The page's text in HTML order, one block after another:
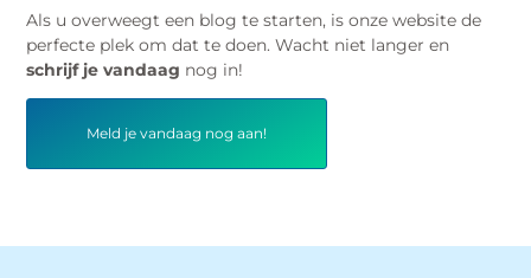
Als u overweegt een blog te starten, is onze website de
perfecte plek om dat te doen. Wacht niet langer en
schrijf je vandaag nog in!
Meld je vandaag nog aan!